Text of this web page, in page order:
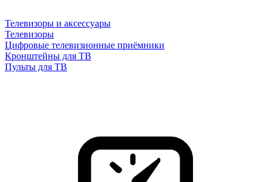
Телевизоры и аксессуары
Телевизоры
Цифровые телевизионные приёмники
Кронштейны для ТВ
Пульты для ТВ